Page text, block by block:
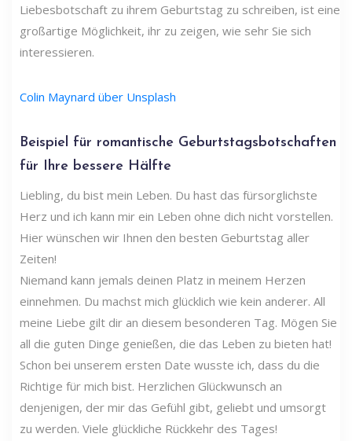
Liebesbotschaft zu ihrem Geburtstag zu schreiben, ist eine
großartige Möglichkeit, ihr zu zeigen, wie sehr Sie sich
interessieren.
Colin Maynard über Unsplash
Beispiel für romantische Geburtstagsbotschaften
für Ihre bessere Hälfte
Liebling, du bist mein Leben. Du hast das fürsorglichste
Herz und ich kann mir ein Leben ohne dich nicht vorstellen.
Hier wünschen wir Ihnen den besten Geburtstag aller
Zeiten!
Niemand kann jemals deinen Platz in meinem Herzen
einnehmen. Du machst mich glücklich wie kein anderer. All
meine Liebe gilt dir an diesem besonderen Tag. Mögen Sie
all die guten Dinge genießen, die das Leben zu bieten hat!
Schon bei unserem ersten Date wusste ich, dass du die
Richtige für mich bist. Herzlichen Glückwunsch an
denjenigen, der mir das Gefühl gibt, geliebt und umsorgt
zu werden. Viele glückliche Rückkehr des Tages!